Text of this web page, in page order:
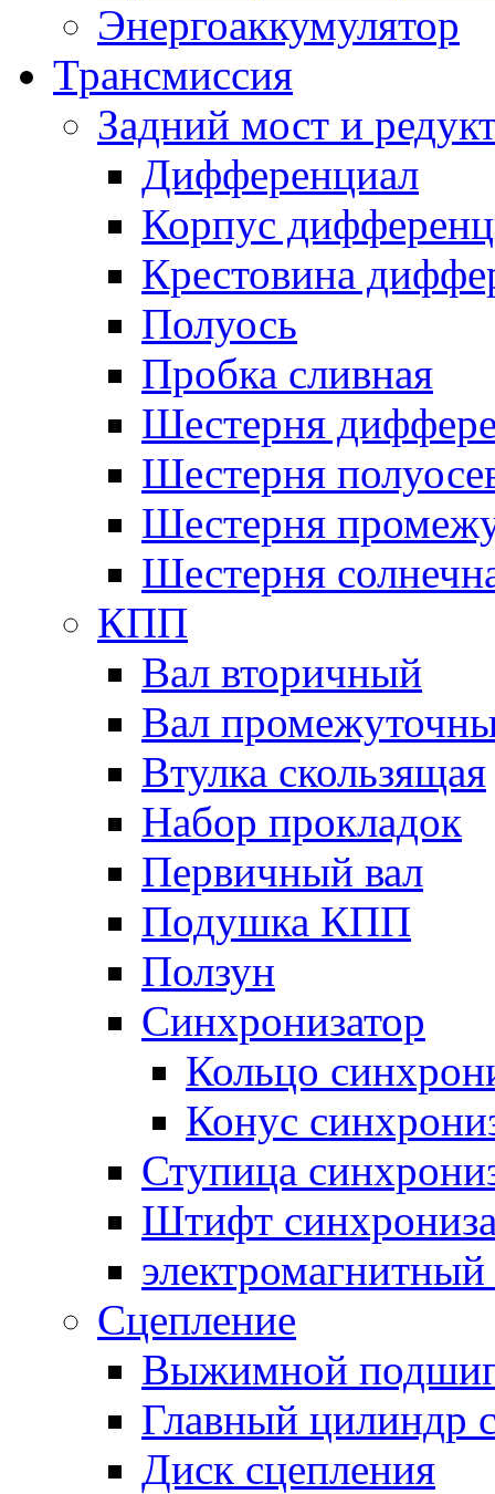
Энергоаккумулятор
Трансмиссия
Задний мост и
Дифференциал
Корпус
Крестовина
Полуось
Пробка сливная
Шестерня
Шестерня
Шестерня
Шестерня
КПП
Вал вторичный
Вал
Втулка скользящая
Набор прокладок
Первичный вал
Подушка КПП
Ползун
Синхронизатор
Кольцо
Конус
Ступица
Штифт
электромагнитный
Сцепление
Выжимной
Главный цилиндр
Диск сцепления